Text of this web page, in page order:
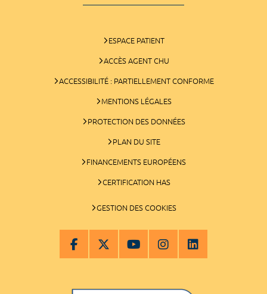
ESPACE PATIENT
ACCÈS AGENT CHU
ACCESSIBILITÉ : PARTIELLEMENT CONFORME
MENTIONS LÉGALES
PROTECTION DES DONNÉES
PLAN DU SITE
FINANCEMENTS EUROPÉENS
CERTIFICATION HAS
GESTION DES COOKIES